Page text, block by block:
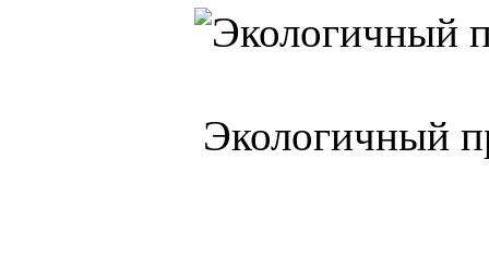
Экологичный